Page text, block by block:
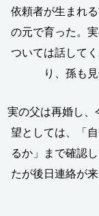
依頼者が生まれ
の元で育った。
ついては話して
り、孫も
実の父は再婚し
望としては、「
るか」まで確認
たが後日連絡が